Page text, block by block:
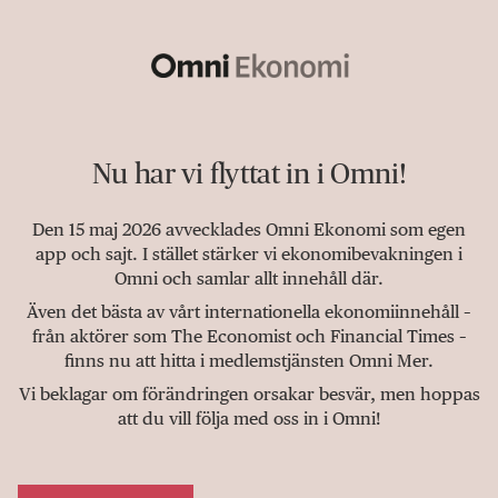
Nu har vi flyttat in i Omni!
Den 15 maj 2026 avvecklades Omni Ekonomi som egen
app och sajt. I stället stärker vi ekonomibevakningen i
Omni och samlar allt innehåll där.
Även det bästa av vårt internationella ekonomiinnehåll –
från aktörer som The Economist och Financial Times –
finns nu att hitta i medlemstjänsten Omni Mer.
Vi beklagar om förändringen orsakar besvär, men hoppas
att du vill följa med oss in i Omni!